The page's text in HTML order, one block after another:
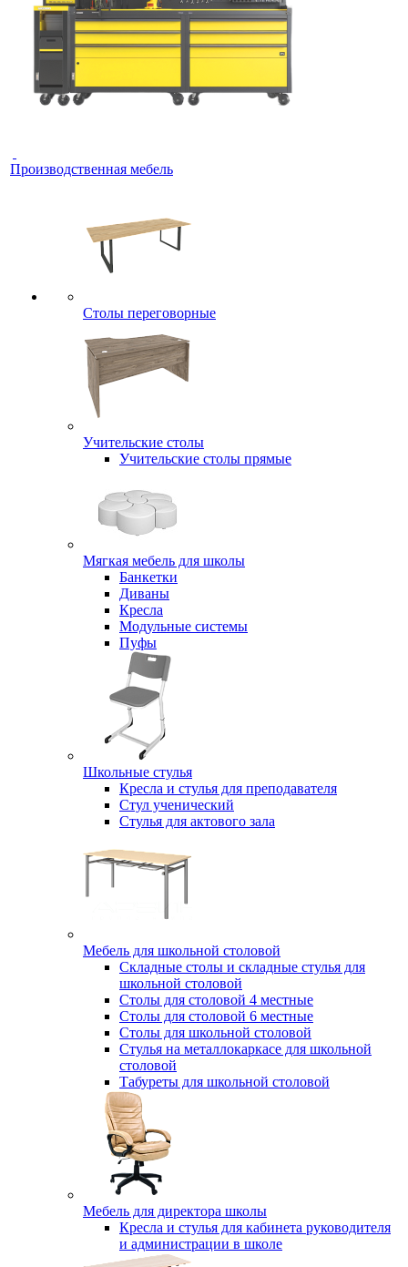
Производственная мебель
Столы переговорные
Учительские столы
Учительские столы прямые
Мягкая мебель для школы
Банкетки
Диваны
Кресла
Модульные системы
Пуфы
Школьные стулья
Кресла и стулья для преподавателя
Стул ученический
Стулья для актового зала
Мебель для школьной столовой
Складные столы и складные стулья для
школьной столовой
Столы для столовой 4 местные
Столы для столовой 6 местные
Столы для школьной столовой
Стулья на металлокаркасе для школьной
столовой
Табуреты для школьной столовой
Мебель для директора школы
Кресла и стулья для кабинета руководителя
и администрации в школе